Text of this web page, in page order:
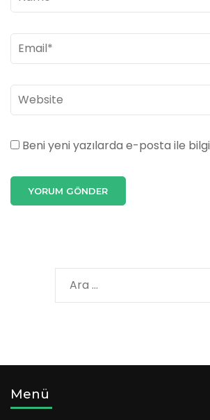
Beni yeni yazılarda e-posta ile
Arama:
Menü